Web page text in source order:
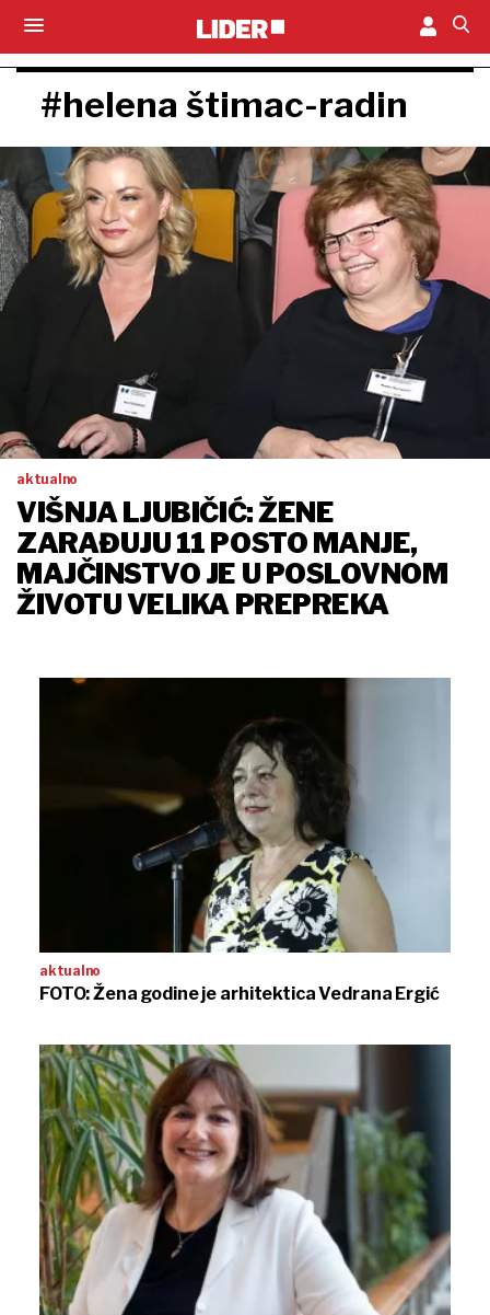
#helena štimac-radin
aktualno
VIŠNJA LJUBIČIĆ: ŽENE
ZARAĐUJU 11 POSTO MANJE,
MAJČINSTVO JE U POSLOVNOM
ŽIVOTU VELIKA PREPREKA
aktualno
FOTO: Žena godine je arhitektica Vedrana Ergić